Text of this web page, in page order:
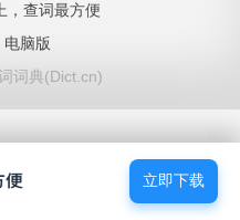
，查词最方便
电脑版
词典(Dict.cn)
立即下载
立即下载